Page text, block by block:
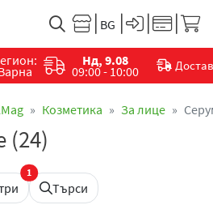
Нд, 9.08
09:00 - 10:00
Козметика За лице
(24)
1
Търси